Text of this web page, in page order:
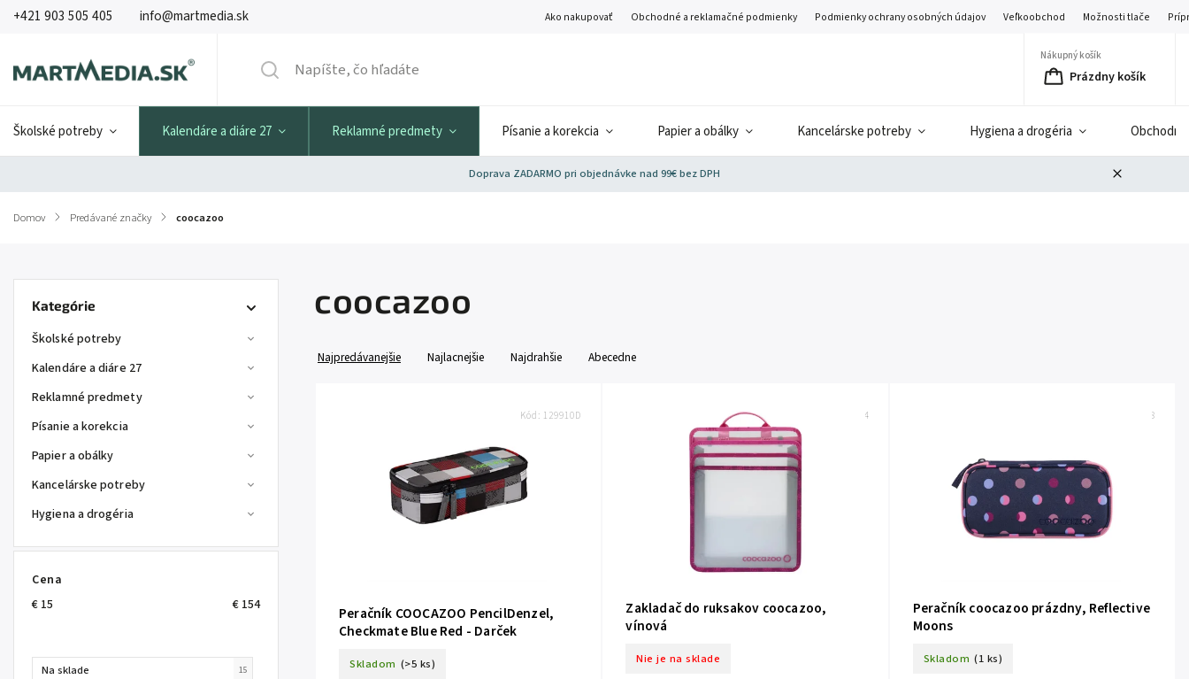
+421 903 505 405 info@martmedia.sk Ako nakupovať Obchodné a reklamačné podmienky Podmienky ochrany osobných údajov Veľkoobchod Možnosti tlače
Nákupný košík
Prázdny košík
Školské potreby Kalendáre a diáre 27 Reklamné predmety Písanie a korekcia Papier a obálky Kancelárske potreby Hygiena a drogéria
Doprava ZADARMO pri objednávke nad 99€ bez DPH
Domov / Predávané značky / coocazoo
Kategórie
Školské potreby
Kalendáre a diáre 27
Reklamné predmety
Písanie a korekcia
Papier a obálky
Kancelárske potreby
Hygiena a drogéria
Cena
€ 15 € 154
Na sklade 15
coocazoo
Najpredávanejšie Najlacnejšie Najdrahšie Abecedne
Peračník COOCAZOO PencilDenzel,
Checkmate Blue Red - Darček
Skladom (>5 ks)
Kód: 129910D
Zakladač do ruksakov coocazoo,
vínová
Nie je na sklade
211434
Peračník coocazoo prázdny, Reflective
Moons
Skladom (1 ks)
211348